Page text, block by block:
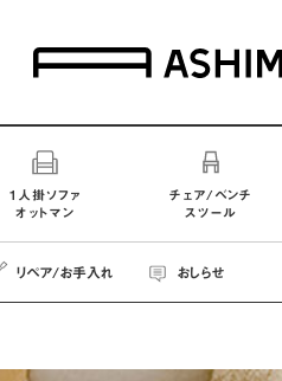
1人掛ソファ
オットマン
チェア/ベンチ
スツール
リペア/お手入れ おしらせ